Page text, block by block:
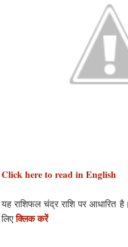
Click here to read in English
यह राशिफल चंद्र राशि पर आधारित
लिएक्लिक करें